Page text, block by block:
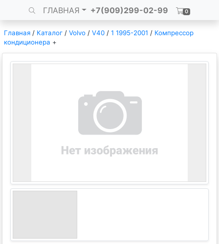
ГЛАВНАЯ +7(909)299-02-99 0
Главная / Каталог / Volvo / V40 / 1 1995-2001 / Компрессор
кондиционера +